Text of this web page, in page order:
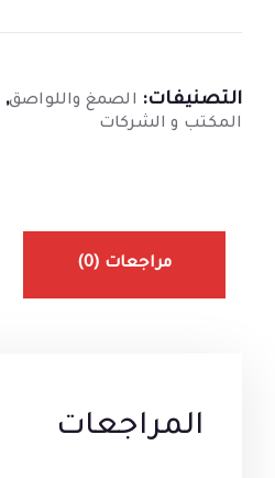
التصنيفات: الصمغ واللواصق,
المكتب و الشركات
مراجعات (0)
المراجعات